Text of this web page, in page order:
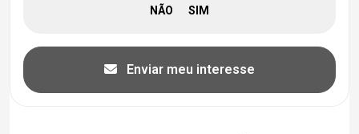
Enviar meu interesse